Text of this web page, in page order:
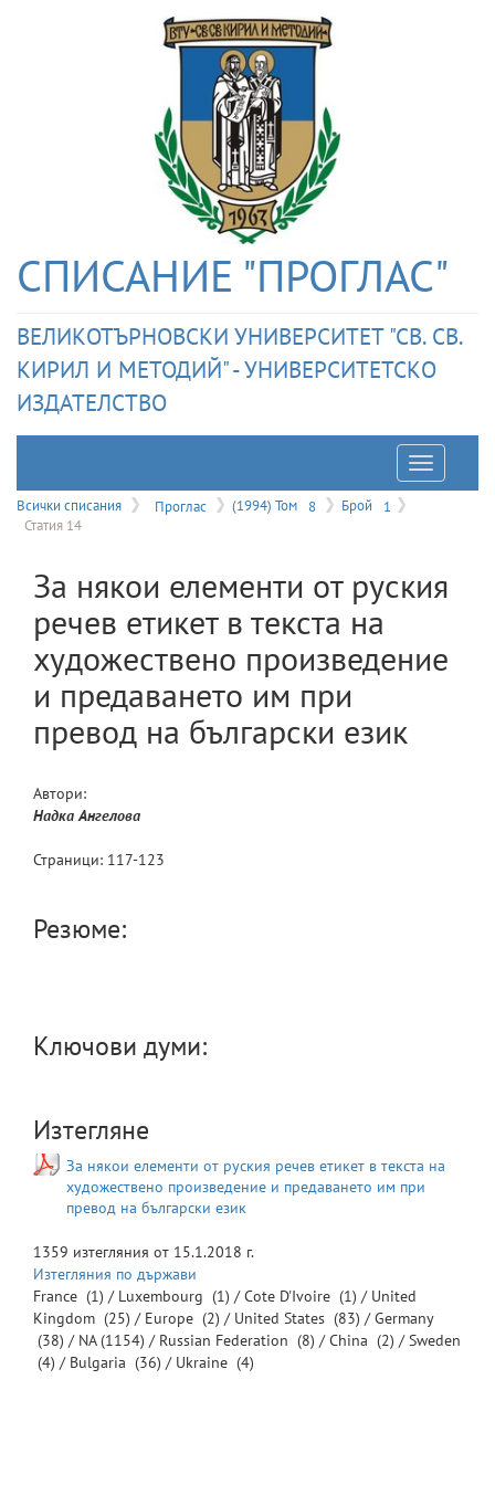
СПИСАНИЕ "ПРОГЛАС"
ВЕЛИКОТЪРНОВСКИ УНИВЕРСИТЕТ "СВ. СВ.
КИРИЛ И МЕТОДИЙ" - УНИВЕРСИТЕТСКО
ИЗДАТЕЛСТВО
Отваряне
на
Всички списания Проглас (1994) Том 8 Брой
1
Статия 14
За някои елементи от руския
речев етикет в текста на
художествено произведение
и предаването им при
превод на български език
Автори:
Надка Ангелова
Страници: 117-123
Резюме:
Ключови думи:
Изтегляне
За някои елементи от руския речев етикет в текста на
художествено произведение и предаването им при
превод на български език
1359 изтегляния от 15.1.2018 г.
Изтегляния по държави
France (1) / Luxembourg (1) /Cote D'Ivoire (1) / United
Kingdom (25) / Europe (2) / United States (83) /Germany
(38) / NA(1154) / Russian Federation (8) /China (2) /Sweden
(4) / Bulgaria (36) / Ukraine (4)